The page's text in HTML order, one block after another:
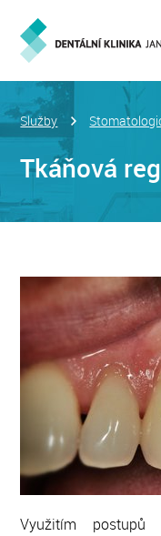
Tkáňová
Služby
Využitím postupů